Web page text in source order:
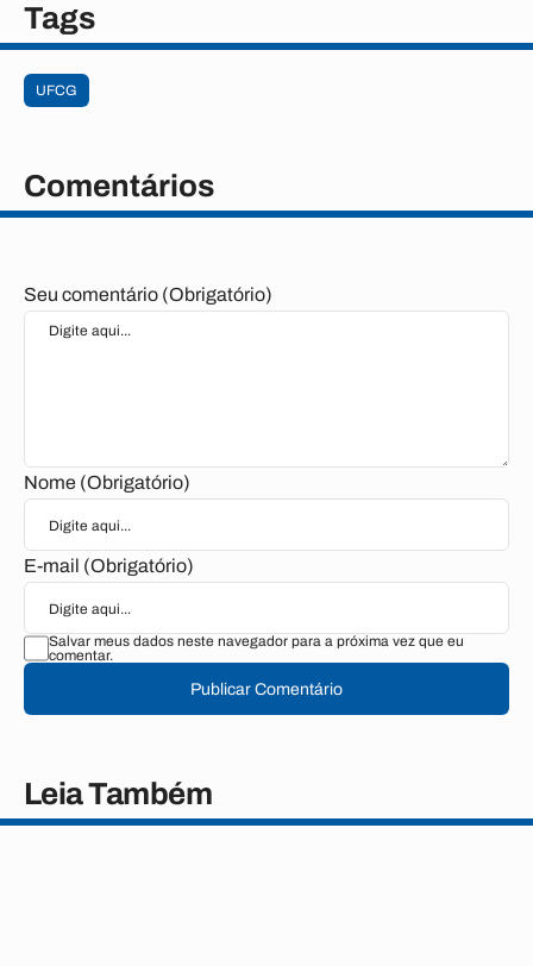
Tags
UFCG
Comentários
Seu comentário (Obrigatório)
Nome (Obrigatório)
E-mail (Obrigatório)
Salvar meus dados neste navegador para a próxima vez que eu
comentar.
Publicar Comentário
Leia Também